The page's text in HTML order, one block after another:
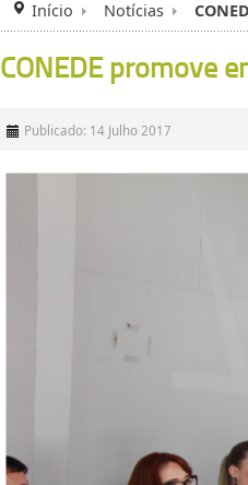
Início Notícias
CONEDE promove
Publicado: 14 Julho 2017